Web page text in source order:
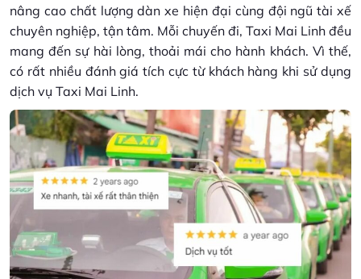
nâng cao chất lượng dàn xe hiện đại cùng đội ngũ tài xế
chuyên nghiệp, tận tâm. Mỗi chuyến đi, Taxi Mai Linh đều
mang đến sự hài lòng, thoải mái cho hành khách. Vì thế,
có rất nhiều đánh giá tích cực từ khách hàng khi sử dụng
dịch vụ Taxi Mai Linh.